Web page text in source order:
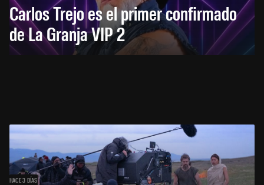
Carlos Trejo es el primer confirmado
de La Granja VIP 2
HACE 3 DÍAS